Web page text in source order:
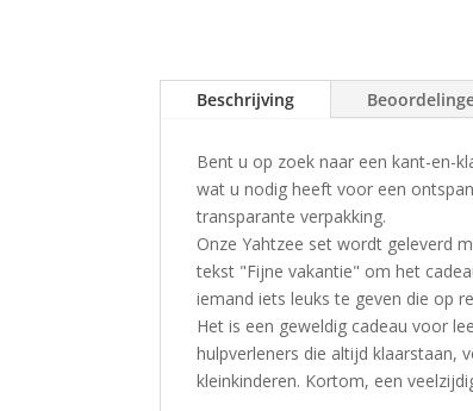
Beschrijving
Bent u op zoek naar een kant-en-
wat u nodig heeft voor een
transparante verpakking.
Onze Yahtzee set wordt geleverd
tekst "Fijne vakantie" om het
iemand iets leuks te geven die op
Het is een geweldig cadeau voor
hulpverleners die altijd klaarstaan,
kleinkinderen. Kortom, een